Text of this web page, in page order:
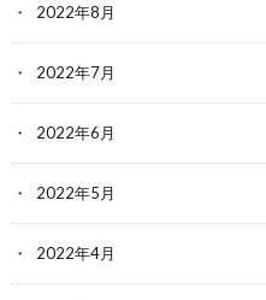
2022年8月
2022年7月
2022年6月
2022年5月
2022年4月